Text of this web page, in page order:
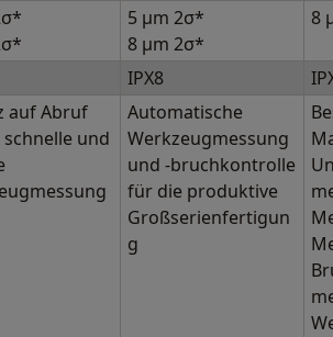
5 μm 2σ*
8 μm 2σ*
8
IPX8
auf Abruf
und
Automatische
Werkzeugmessung
und -bruchkontrolle
für die produktive
Großserienfertigun
g